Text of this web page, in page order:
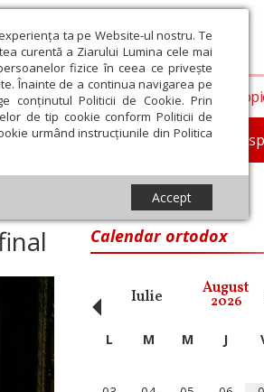
ta pe Website-ul nostru. Te
curentă a Ziarului Lumina cele mai
fizice în ceea ce privește
Înainte de a continua navigarea pe
conținutul Politicii de Cookie. Prin
de tip cookie conform Politicii de
urmând instrucțiunile din Politica
Accept
In memoriam
Societate Opinii
Calendar ortodox
Iunie Iulie August
2026
‹ L M M J